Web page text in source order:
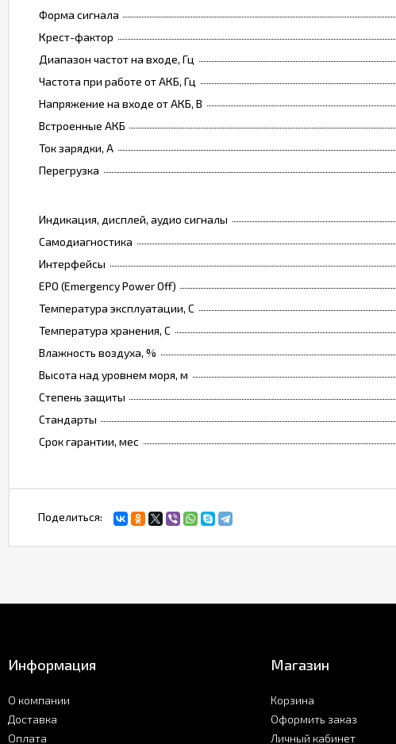
Форма сигнала
Крест-фактор
Диапазон частот на входе, Гц
Частота при работе от АКБ, Гц
Напряжение на входе от АКБ, В
Встроенные АКБ
Ток зарядки, А
Перегрузка
Индикация, дисплей, аудио сигналы
Самодиагностика
Интерфейсы
EPO (Emergency Power Off)
Температура эксплуатации, C
Температура хранения, C
Влажность воздуха, %
Высота над уровнем моря, м
Степень защиты
Стандарты
Срок гарантии, мес
Поделиться:
Информация
О компании
Доставка
Оплата
Магазин
Корзина
Оформить заказ
Личный кабинет